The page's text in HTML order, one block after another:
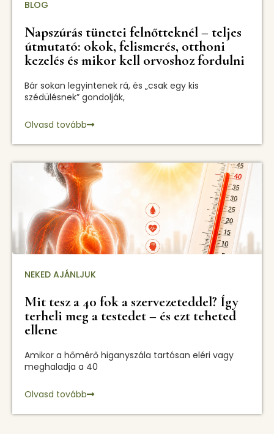
BLOG
Napszúrás tünetei felnőtteknél – teljes
útmutató: okok, felismerés, otthoni
kezelés és mikor kell orvoshoz fordulni
Bár sokan legyintenek rá, és „csak egy kis
szédülésnek” gondolják,
Olvasd tovább
NEKED AJÁNLJUK
Mit tesz a 40 fok a szervezeteddel? Így
terheli meg a testedet – és ezt teheted
ellene
Amikor a hőmérő higanyszála tartósan eléri vagy
meghaladja a 40
Olvasd tovább